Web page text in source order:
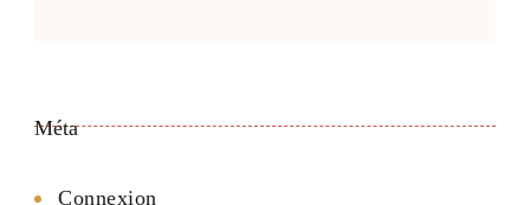
Méta
Connexion